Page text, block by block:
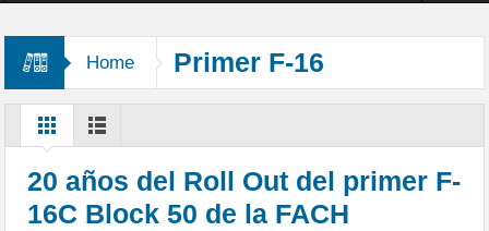
Home Primer F-16
20 años del Roll Out del primer F-
16C Block 50 de la FACH